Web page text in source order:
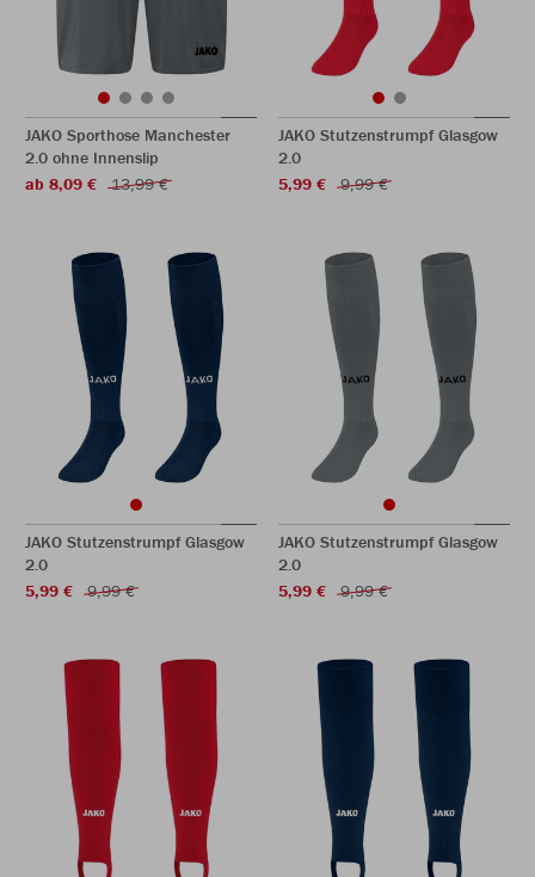
JAKO Sporthose Manchester
2.0 ohne Innenslip
ab 8,09 €
13,99 €
JAKO Stutzenstrumpf Glasgow
2.0
5,99 €
9,99 €
JAKO Stutzenstrumpf Glasgow
2.0
5,99 €
9,99 €
JAKO Stutzenstrumpf Glasgow
2.0
5,99 €
9,99 €